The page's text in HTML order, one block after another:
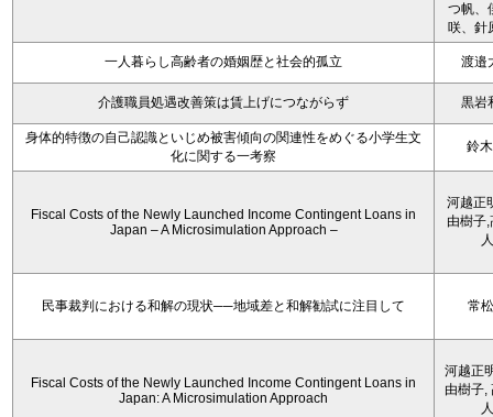
つ帆、
咲、針
一人暮らし高齢者の婚姻歴と社会的孤立 渡邉
介護職員処遇改善策は賃上げにつながらず 黒岩
身体的特徴の自己認識といじめ被害傾向の関連性をめぐる小学生文
化に関する一考察
鈴
Fiscal Costs of the Newly Launched Income Contingent Loans in
Japan – A Microsimulation Approach –
河越正
由樹子
人
民事裁判における和解の現状──地域差と和解勧試に注目して 常
Fiscal Costs of the Newly Launched Income Contingent Loans in
Japan: A Microsimulation Approach
河越正
由樹子,
人